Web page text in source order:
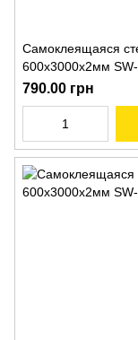
Самоклеящаяся
600х3000х2мм
790.00 грн